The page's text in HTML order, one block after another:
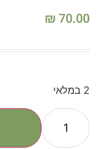
₪70.00
2 במלאי